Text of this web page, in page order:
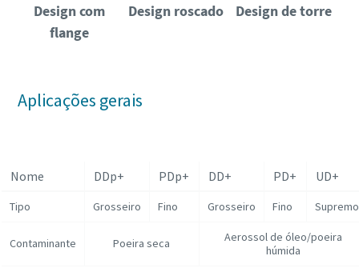
Design com
flange
Design roscado Design de torre
Aplicações gerais
Nome DDp+ PDp+ DD+ PD+ UD+
Tipo Grosseiro Fino Grosseiro Fino Supremo
Contaminante Poeira seca
Aerossol de óleo/poeira
húmida